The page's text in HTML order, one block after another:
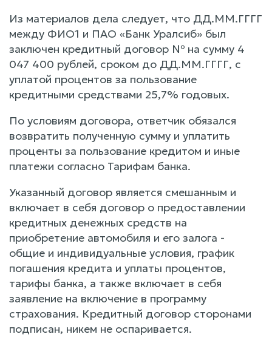
Из материалов дела следует, что ДД.ММ.ГГГГ
между ФИО1 и ПАО «Банк Уралсиб» был
заключен кредитный договор № на сумму 4
047 400 рублей, сроком до ДД.ММ.ГГГГ, с
уплатой процентов за пользование
кредитными средствами 25,7% годовых.
По условиям договора, ответчик обязался
возвратить полученную сумму и уплатить
проценты за пользование кредитом и иные
платежи согласно Тарифам банка.
Указанный договор является смешанным и
включает в себя договор о предоставлении
кредитных денежных средств на
приобретение автомобиля и его залога -
общие и индивидуальные условия, график
погашения кредита и уплаты процентов,
тарифы банка, а также включает в себя
заявление на включение в программу
страхования. Кредитный договор сторонами
подписан, никем не оспаривается.